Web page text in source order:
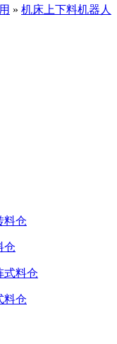
» 机床上下料机器人
仓
料仓